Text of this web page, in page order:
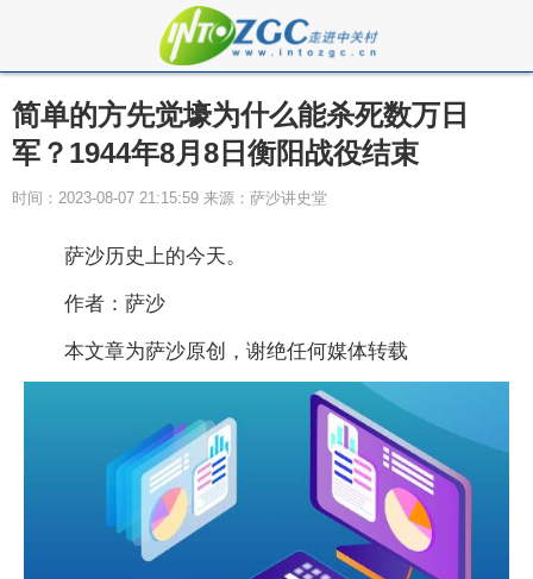
简单的方先觉壕为什么能杀死数万日
军？1944年8月8日衡阳战役结束
时间：2023-08-07 21:15:59 来源：萨沙讲史堂
萨沙历史上的今天。
作者：萨沙
本文章为萨沙原创，谢绝任何媒体转载